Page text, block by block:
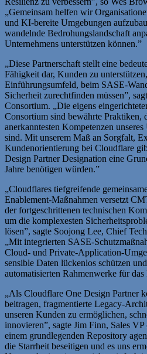
„Gemeinsam helfen wir
und KI-bereite Umgebungen
wandelnde Bedrohungslandschaft
Unternehmens unterstützen können.”
„Diese Partnerschaft stellt eine
Fähigkeit dar, Kunden zu
Einführungsumfeld, beim SASE-
Sicherheit zurechtfinden müssen”,
Consortium. „Die eigens
Consortium sind bewährte Praktiken,
anerkanntesten Kompetenzen
sind. Mit unserem Maß an Sorgfalt,
Kundenorientierung bei Cloudflare
Design Partner Designation eine
Jahre benötigen würden.”
„Cloudflares tiefgreifende
Enablement-Maßnahmen versetzt
der fortgeschrittenen technischen
um die komplexesten
lösen”, sagte Soojong Lee, Chief
„Mit integrierten SASE-
Cloud- und Private-Application-
sensible Daten lückenlos schützen
automatisierten Rahmenwerke für
„Als Cloudflare One Design Partner
beitragen, fragmentierte Legacy-
unseren Kunden zu ermöglichen,
innovieren”, sagte Jim Finn, Sales
einem grundlegenden Repository
die Starrheit beseitigen und es uns